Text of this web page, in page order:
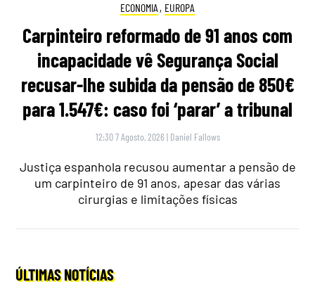
ECONOMIA , EUROPA
Carpinteiro reformado de 91 anos com
incapacidade vê Segurança Social
recusar-lhe subida da pensão de 850€
para 1.547€: caso foi ‘parar’ a tribunal
12:30 7 Agosto, 2026 | Daniel Fallows
Justiça espanhola recusou aumentar a pensão de
um carpinteiro de 91 anos, apesar das várias
cirurgias e limitações físicas
ÚLTIMAS NOTÍCIAS